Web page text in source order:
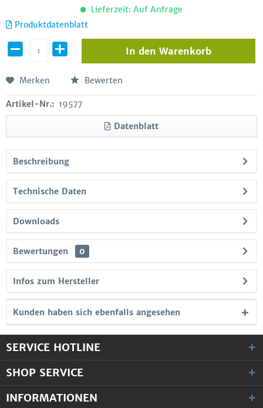
Lieferzeit: Auf Anfrage
Produktdatenblatt
In den Warenkorb
Merken Bewerten
Artikel-Nr.: 19577
Datenblatt
Beschreibung
Technische Daten
Downloads
Bewertungen 0
Infos zum Hersteller
Kunden haben sich ebenfalls angesehen
SERVICE HOTLINE
SHOP SERVICE
INFORMATIONEN